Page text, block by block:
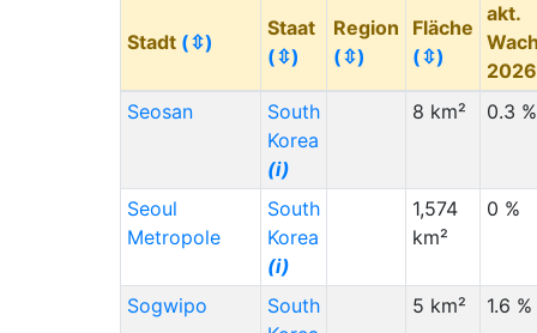
Stadt (⇳)
Staat
(⇳)
Region
(⇳)
Fläche
(⇳)
akt.
Seosan
South
Korea
(i)
8 km² 0.3 %
Seoul
Metropole
South
Korea
(i)
1,574
km²
0 %
Sogwipo
South
5 km² 1.6 %